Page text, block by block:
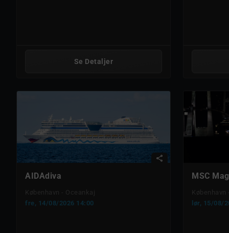
Se Detaljer
share
AIDAdiva
København - Oceankaj
fre, 14/08/2026 14:00
MSC
København
lør, 15/08/